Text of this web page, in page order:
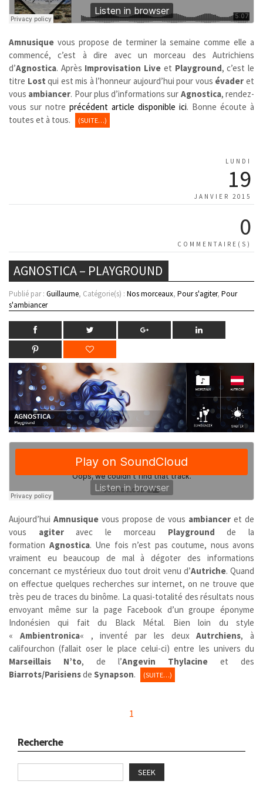
Amnusique vous propose de terminer la semaine comme elle a
commencé, c’est à dire avec un morceau des Autrichiens
d’Agnostica. Après Improvisation Live et Playground, c’est le
titre Lost qui est mis à l’honneur aujourd’hui pour vous évader et
vous ambiancer. Pour plus d’informations sur Agnostica, rendez-
vous sur notre précédent article disponible ici. Bonne écoute à
toutes et à tous.
(SUITE…)
LUNDI
19
JANVIER 2015
0
COMMENTAIRE(S)
AGNOSTICA – PLAYGROUND
Publié par : Guillaume, Catégorie(s) : Nos morceaux, Pour s'agiter, Pour
s'ambiancer
Aujourd’hui Amnusique vous propose de vous ambiancer et de
vous agiteravec le morceau Playground de la
formation Agnostica. Une fois n’est pas coutume, nous avons
vraiment eu beaucoup de mal à dégoter des informations
concernant ce mystérieux duo tout droit venu d’Autriche. Quand
on effectue quelques recherches sur internet, on ne trouve que
très peu de traces du binôme. La quasi-totalité des résultats nous
envoyant même sur la page Facebook d’un groupe éponyme
Indonésien qui fait du Black Métal. Bien loin du style
« Ambientronica« , inventé par les deuxAutrchiens, à
califourchon (fallait oser le place celui-ci) entre les univers du
Marseillais
N’to, de l’Angevin Thylacine et des
Biarrots/Parisiensde Synapson. (SUITE…)
1
Recherche
SEEK